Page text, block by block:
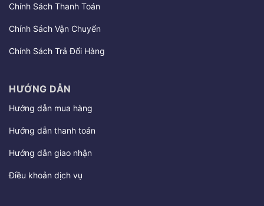
Chính Sách Thanh Toán
Chính Sách Vận Chuyển
Chính Sách Trả Đổi Hàng
HƯỚNG DẪN
Hướng dẫn mua hàng
Hướng dẫn thanh toán
Hướng dẫn giao nhận
Điều khoản dịch vụ